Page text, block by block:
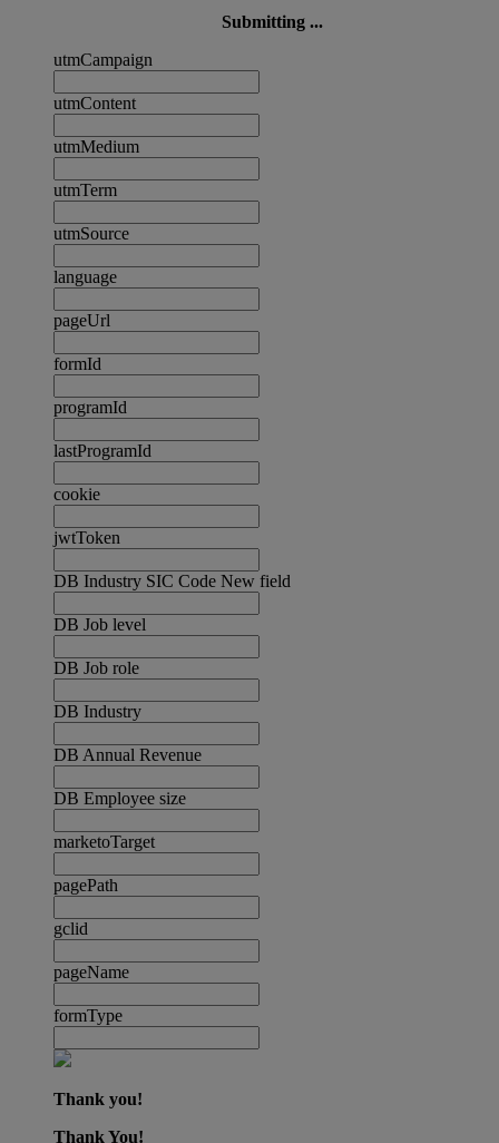
Submitting ...
utmCampaign
utmContent
utmMedium
utmTerm
utmSource
language
pageUrl
formId
programId
lastProgramId
cookie
jwtToken
DB Industry SIC Code New field
DB Job level
DB Job role
DB Industry
DB Annual Revenue
DB Employee size
marketoTarget
pagePath
gclid
pageName
formType
Thank you!
Thank You!